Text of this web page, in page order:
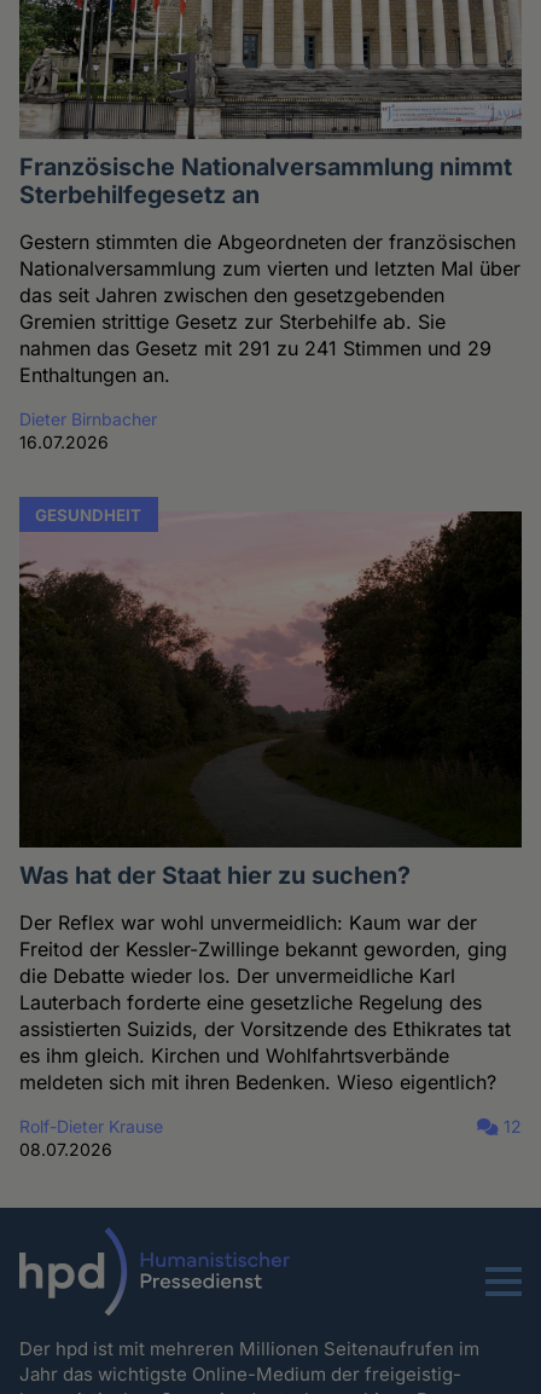
Französische Nationalversammlung nimmt
Sterbehilfegesetz an
Gestern stimmten die Abgeordneten der französischen
Nationalversammlung zum vierten und letzten Mal über
das seit Jahren zwischen den gesetzgebenden
Gremien strittige Gesetz zur Sterbehilfe ab. Sie
nahmen das Gesetz mit 291 zu 241 Stimmen und 29
Enthaltungen an.
Dieter Birnbacher
16.07.2026
GESUNDHEIT
Was hat der Staat hier zu suchen?
Der Reflex war wohl unvermeidlich: Kaum war der
Freitod der Kessler-Zwillinge bekannt geworden, ging
die Debatte wieder los. Der unvermeidliche Karl
Lauterbach forderte eine gesetzliche Regelung des
assistierten Suizids, der Vorsitzende des Ethikrates tat
es ihm gleich. Kirchen und Wohlfahrtsverbände
meldeten sich mit ihren Bedenken. Wieso eigentlich?
Rolf-Dieter Krause
08.07.2026
12
Menu
Der hpd ist mit mehreren Millionen Seitenaufrufen im
Jahr das wichtigste Online-Medium der freigeistig-